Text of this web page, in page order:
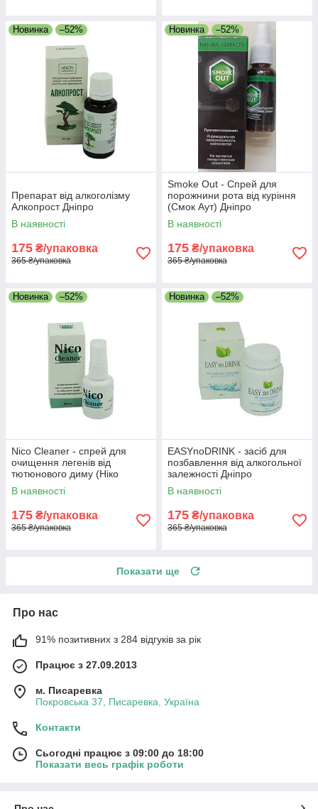
Новинка –52%
Препарат від алкоголізму
Алкопрост Дніпро
В наявності
175 ₴/упаковка
365 ₴/упаковка
Новинка –52%
Smoke Out - Спрей для
порожнини рота від куріння
(Смок Аут) Дніпро
В наявності
175 ₴/упаковка
365 ₴/упаковка
Новинка –52%
Nico Cleaner - спрей для
очищення легенів від
тютюнового диму (Ніко
Клінер) Дніпро
В наявності
175 ₴/упаковка
365 ₴/упаковка
Новинка –52%
EASYnoDRINK - засіб для
позбавлення від алкогольної
залежності Дніпро
В наявності
175 ₴/упаковка
365 ₴/упаковка
Показати ще
Про нас
91% позитивних з 284 відгуків за рік
Працює з 27.09.2013
м. Писаревка
Покровська 37, Писаревка, Україна
Контакти
Сьогодні працює з 09:00 до 18:00
Показати весь графік роботи